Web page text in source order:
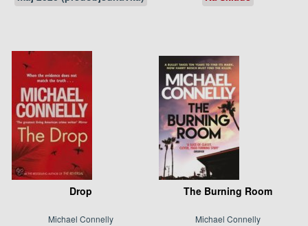
Drop
Michael Connelly
The Burning Room
Michael Connelly